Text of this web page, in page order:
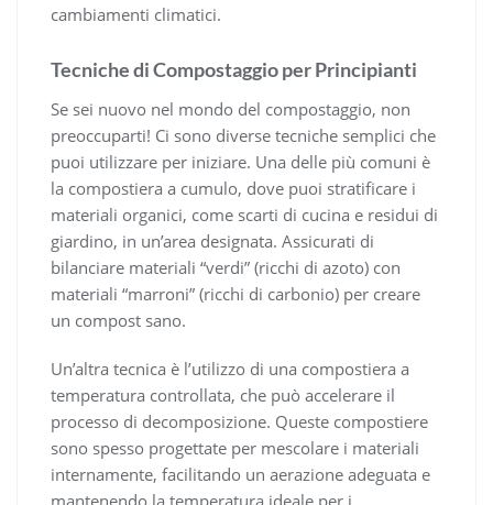
cambiamenti climatici.
Tecniche di Compostaggio per Principianti
Se sei nuovo nel mondo del compostaggio, non
preoccuparti! Ci sono diverse tecniche semplici che
puoi utilizzare per iniziare. Una delle più comuni è
la compostiera a cumulo, dove puoi stratificare i
materiali organici, come scarti di cucina e residui di
giardino, in un’area designata. Assicurati di
bilanciare materiali “verdi” (ricchi di azoto) con
materiali “marroni” (ricchi di carbonio) per creare
un compost sano.
Un’altra tecnica è l’utilizzo di una compostiera a
temperatura controllata, che può accelerare il
processo di decomposizione. Queste compostiere
sono spesso progettate per mescolare i materiali
internamente, facilitando un aerazione adeguata e
mantenendo la temperatura ideale per i